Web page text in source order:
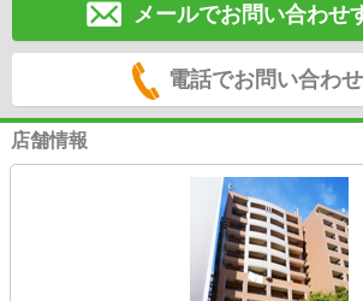
メールでお問い合わせ
電話でお問い合わ
店舗情報